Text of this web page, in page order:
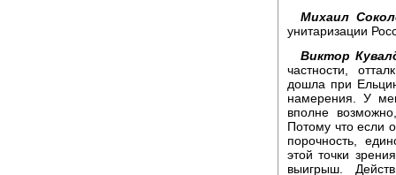
Михаил
унитаризации
Виктор
частности,
дошла при
намерения. У
вполне
Потому что если
порочность,
этой точки
выигрыш.